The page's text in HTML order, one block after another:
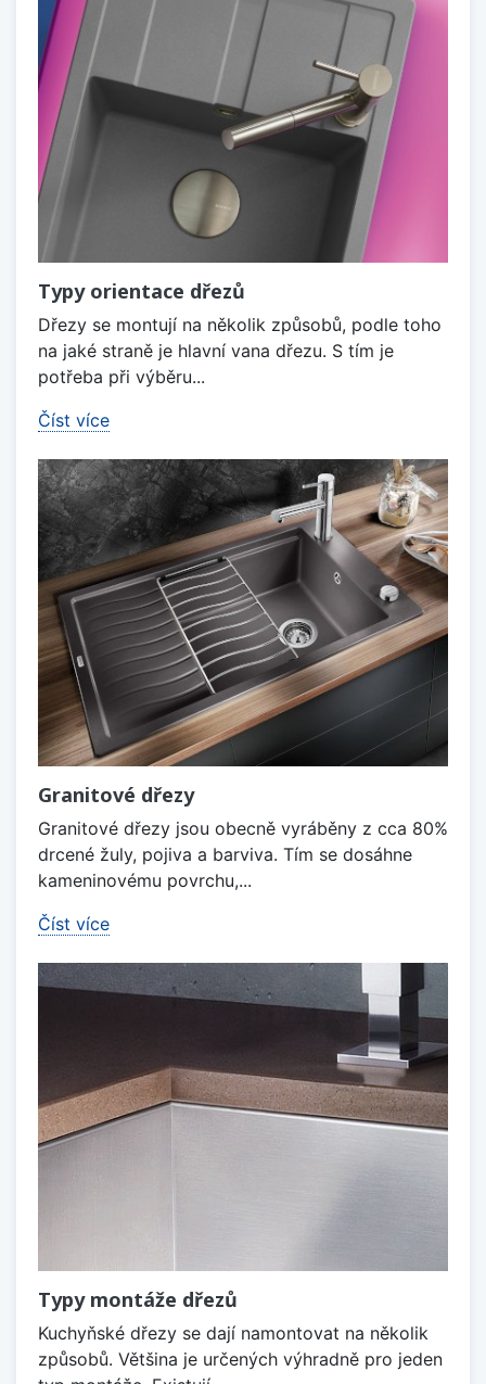
Typy orientace dřezů
Dřezy se montují na několik způsobů, podle toho
na jaké straně je hlavní vana dřezu. S tím je
potřeba při výběru...
Číst více
Granitové dřezy
Granitové dřezy jsou obecně vyráběny z cca 80%
drcené žuly, pojiva a barviva. Tím se dosáhne
kameninovému povrchu,...
Číst více
Typy montáže dřezů
Kuchyňské dřezy se dají namontovat na několik
způsobů. Většina je určených výhradně pro jeden